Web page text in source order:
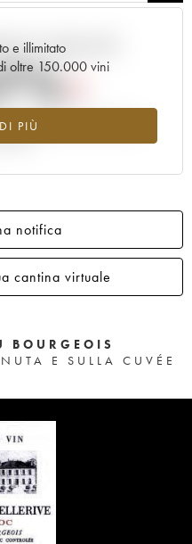
e illimitato
oltre 150.000 vini
PIÙ
in tempo reale
dell'annata 1983 nel 2026
notifica
cantina virtuale
BOURGEOIS
E SULLA CUVÉE